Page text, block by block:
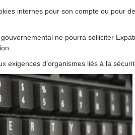
expatriés 2 novembre 2024
internes pour son compte ou pour
ne pourra solliciter
exigences d’organismes liés à la